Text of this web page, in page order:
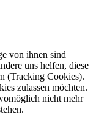
von ihnen sind
uns helfen, diese
(Tracking Cookies).
zulassen möchten.
nicht mehr